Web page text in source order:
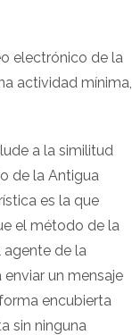
electrónico de la
actividad mínima,
a la similitud
de la Antigua
es la que
el método de la
agente de la
un mensaje
encubierta
sin ninguna